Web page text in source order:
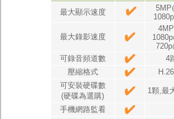
最大顯示速度
最大錄影速度
可錄音頻道數
4
壓縮格式
可安裝硬碟數
(硬碟為選購)
1顆,最
手機網路監看